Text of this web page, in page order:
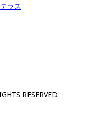
ラス
RESERVED.